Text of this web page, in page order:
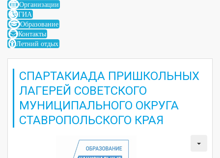
Организации
ГИА
Образование
Контакты
Летний отдых
СПАРТАКИАДА ПРИШКОЛЬНЫХ
ЛАГЕРЕЙ СОВЕТСКОГО
МУНИЦИПАЛЬНОГО ОКРУГА
СТАВРОПОЛЬСКОГО КРАЯ